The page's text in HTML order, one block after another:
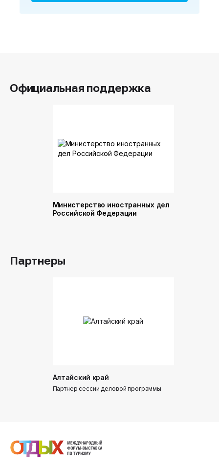
Официальная поддержка
Министерство иностранных дел
Российской Федерации
Партнеры
Алтайский край
Партнер сессии деловой программы